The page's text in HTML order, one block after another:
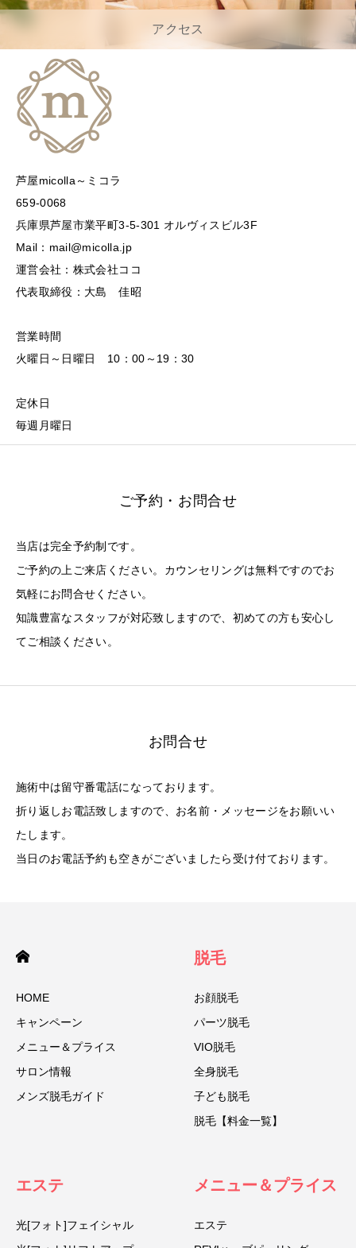
アクセス
芦屋micolla～ミコラ
659-0068
兵庫県芦屋市業平町3-5-301 オルヴィスビル3F
Mail：mail@micolla.jp
運営会社：株式会社ココ
代表取締役：大島 佳昭
営業時間
火曜日～日曜日 10：00～19：30
定休日
毎週月曜日
ご予約・お問合せ
当店は完全予約制です。
ご予約の上ご来店ください。カウンセリングは無料ですのでお
気軽にお問合せください。
知識豊富なスタッフが対応致しますので、初めての方も安心し
てご相談ください。
お問合せ
施術中は留守番電話になっております。
折り返しお電話致しますので、お名前・メッセージをお願いい
たします。
当日のお電話予約も空きがございましたら受け付ております。
HOME
キャンペーン
メニュー＆プライス
サロン情報
メンズ脱毛ガイド
脱毛
お顔脱毛
パーツ脱毛
VIO脱毛
全身脱毛
子ども脱毛
脱毛【料金一覧】
エステ
光[フォト]フェイシャル
メニュー＆プライス
エステ